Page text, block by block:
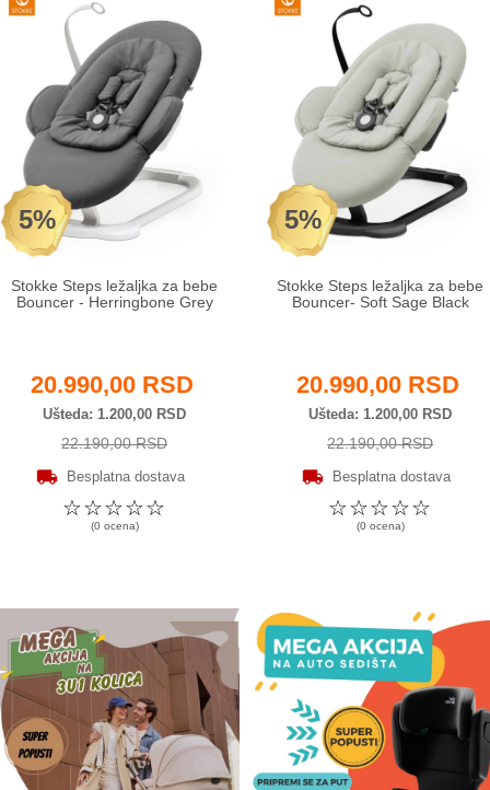
5%
Stokke Steps ležaljka za bebe
Bouncer - Herringbone Grey
20.990,00 RSD
Ušteda 1.200,00 RSD
22.190,00 RSD
Besplatna dostava
☆
☆
☆
☆
☆
(0 ocena)
5%
Stokke Steps ležaljka za bebe
Bouncer- Soft Sage Black
20.990,00 RSD
Ušteda 1.200,00 RSD
22.190,00 RSD
Besplatna dostava
☆
☆
☆
☆
☆
(0 ocena)